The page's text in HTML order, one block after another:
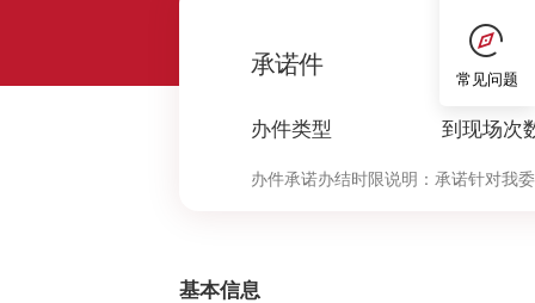
承诺件
办件类型
0
到现场次
办件承诺办结时限说明： 承诺针对我
基本信息
常见问题